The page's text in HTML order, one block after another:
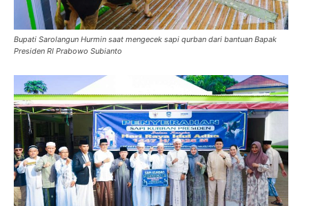
Bupati Sarolangun Hurmin saat mengecek sapi qurban dari bantuan Bapak
Presiden RI Prabowo Subianto